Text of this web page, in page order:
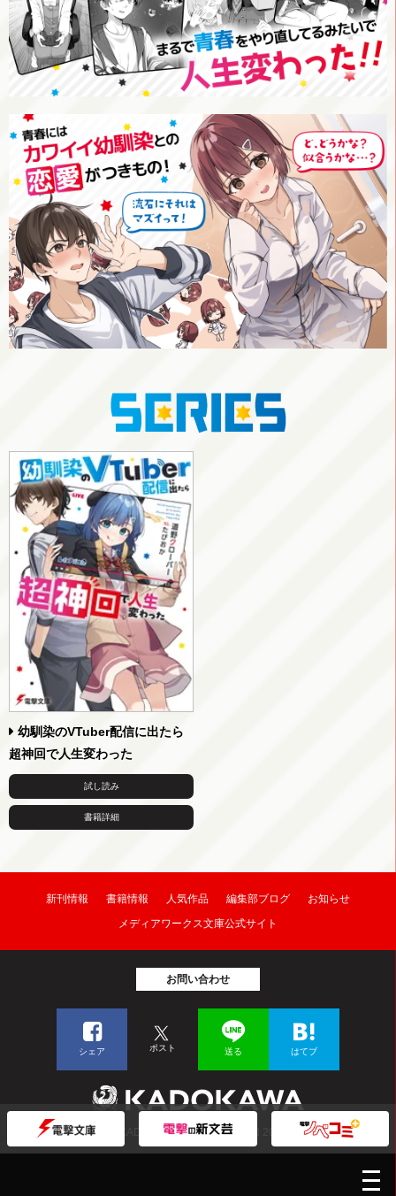
メ
幼馴染のVTuber配信に出たら
超神回で人生変わった
試し読み
書籍詳細
新刊情報 書籍情報 人気作品 編集部ブログ
お知らせ
メディアワークス文庫公式サイト
お問い合わせ
シェア ポスト 送る はてブ
© KADOKAWA CORPORATION 2026